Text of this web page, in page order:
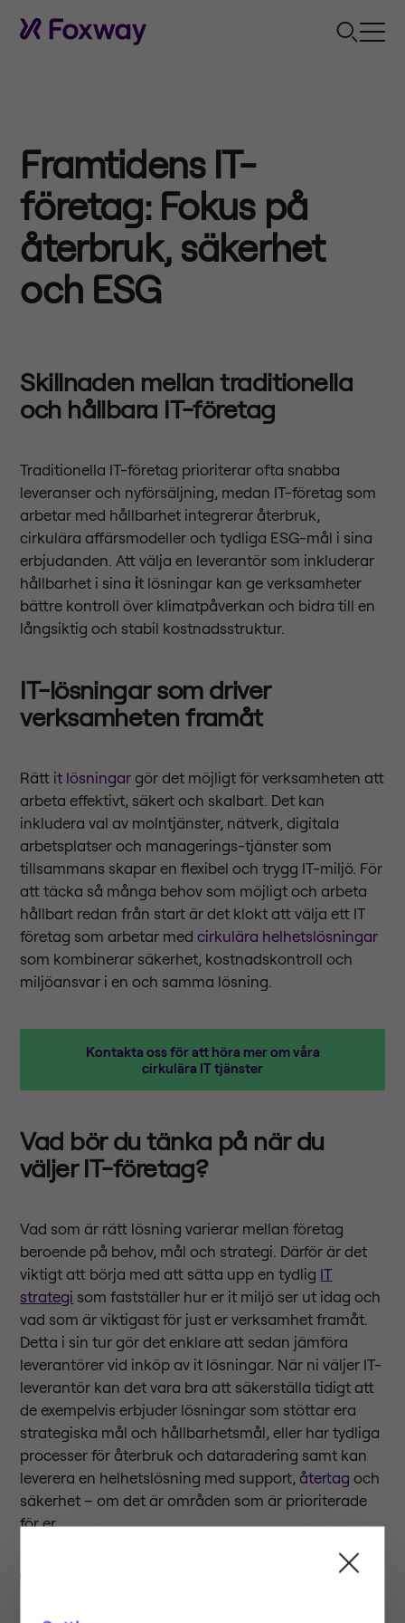
Framtidens IT-
företag: Fokus på
återbruk, säkerhet
och ESG
Skillnaden mellan traditionella
och hållbara IT-företag
Traditionella IT-företag prioriterar ofta snabba
leveranser och nyförsäljning, medan IT-företag som
arbetar med hållbarhet integrerar återbruk,
cirkulära affärsmodeller och tydliga ESG-mål i sina
erbjudanden. Att välja en leverantör som inkluderar
hållbarhet i sina it lösningar kan ge verksamheter
bättre kontroll över klimatpåverkan och bidra till en
långsiktig och stabil kostnadsstruktur.
IT-lösningar som driver
verksamheten framåt
Rätt it lösningar gör det möjligt för verksamheten att
arbeta effektivt, säkert och skalbart. Det kan
inkludera val av molntjänster, nätverk, digitala
arbetsplatser och managerings-tjänster som
tillsammans skapar en flexibel och trygg IT-miljö. För
att täcka så många behov som möjligt och arbeta
hållbart redan från start är det klokt att välja ett IT
företag som arbetar medcirkulära helhetslösningar
som kombinerar säkerhet, kostnadskontroll och
miljöansvar i en och samma lösning.
Kontakta oss för att höra mer om våra
cirkulära IT tjänster
Vad bör du tänka på när du
väljer IT-företag?
Vad som är rätt lösning varierar mellan företag
beroende på behov, mål och strategi. Därför är det
viktigt att börja med att sätta upp en tydlig IT
strategi som fastställer hur er it miljö ser ut idag och
vad som är viktigast för just er verksamhet framåt.
Detta i sin tur gör det enklare att sedan jämföra
leverantörer vid inköp av it lösningar. När ni väljer IT-
leverantör kan det vara bra att säkerställa tidigt att
de exempelvis erbjuder lösningar som stöttar era
strategiska mål och hållbarhetsmål, eller har tydliga
processer för återbruk och dataradering samt kan
leverera en helhetslösning med support,återtag och
säkerhet – om det är områden som är prioriterade
för er.
Vad bör du kräva av ett modernt